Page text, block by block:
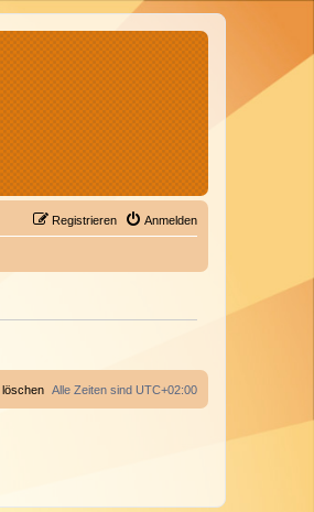
Anmelden
Registrieren
Alle Zeiten sind UTC+02:00
löschen